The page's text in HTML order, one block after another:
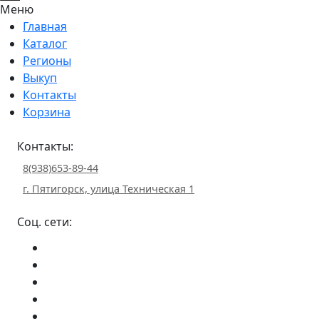
Меню
Главная
Каталог
Регионы
Выкуп
Контакты
Корзина
Контакты:
8(938)653-89-44
г. Пятигорск, улица Техническая 1
Соц. сети: